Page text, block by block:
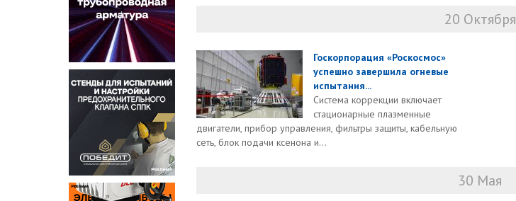
20 Октября
Госкорпорация «Роскосмос»
успешно завершила огневые
испытания...
Система коррекции включает
стационарные плазменные
двигатели, прибор управления, фильтры защиты, кабельную
сеть, блок подачи ксенона и...
30 Мая